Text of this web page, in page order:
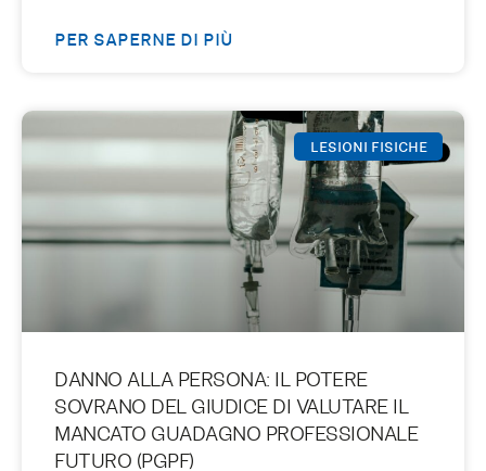
PER SAPERNE DI PIÙ
LESIONI FISICHE
DANNO ALLA PERSONA: IL POTERE
SOVRANO DEL GIUDICE DI VALUTARE IL
MANCATO GUADAGNO PROFESSIONALE
FUTURO (PGPF)